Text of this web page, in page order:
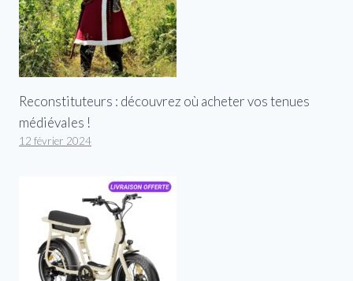
Reconstituteurs : découvrez où acheter vos tenues
médiévales !
12 février 2024